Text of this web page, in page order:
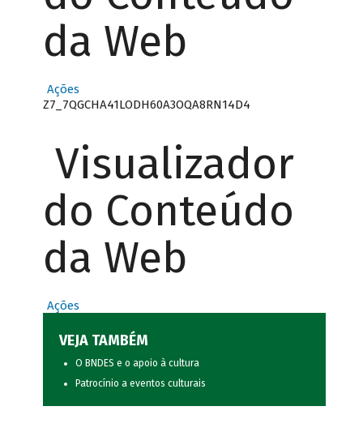
da Web
Ações
Z7_7QGCHA41LODH60A3OQA8RN14D4
Visualizador
do Conteúdo
da Web
Ações
VEJA TAMBÉM
O BNDES e o apoio à cultura
Patrocínio a eventos culturais